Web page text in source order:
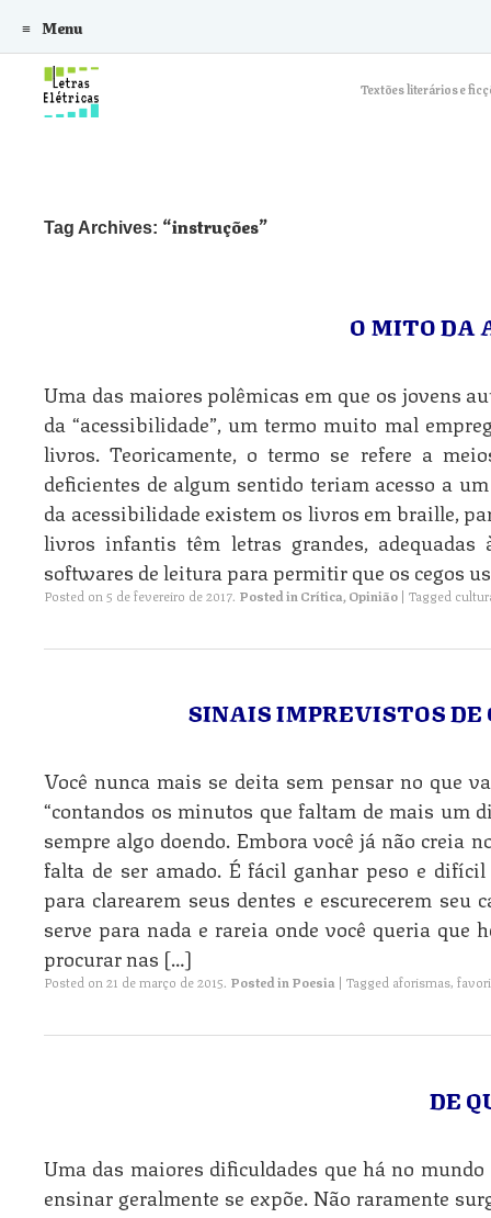
Textões literários e
Menu
Skip to content
Tag Archives: instruções
O MITO DA
Uma das maiores polêmicas em que os jovens
da “acessibilidade”, um termo muito mal
livros. Teoricamente, o termo se refere a
deficientes de algum sentido teriam acesso a
da acessibilidade existem os livros em braille,
livros infantis têm letras grandes,
softwares de leitura para permitir que os cegos
Posted on 5 de fevereiro de 2017. Posted in Crítica, Opinião | Tagged
SINAIS IMPREVISTOS DE
Você nunca mais se deita sem pensar no que
“contandos os minutos que faltam de mais um
sempre algo doendo. Embora você já não creia
falta de ser amado. É fácil ganhar peso e difícil
para clarearem seus dentes e escurecerem seu
serve para nada e rareia onde você queria que
procurar nas […]
Posted on21 de março de 2015. Posted inPoesia | Tagged aforismas,
DE
Uma das maiores dificuldades que há no
ensinar geralmente se expõe. Não raramente